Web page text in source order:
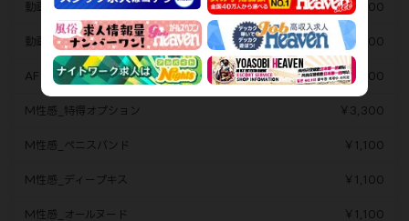
動画撮影(顔なし) ￥6,600
動画撮影(顔あり) ￥8,800
AF ￥11,000
M性感_特得オプション ￥3,300
M性感_ペニスバンド ￥1,100
M性感_ディープキス ￥1,100
M性感_オールヌード ￥1,100